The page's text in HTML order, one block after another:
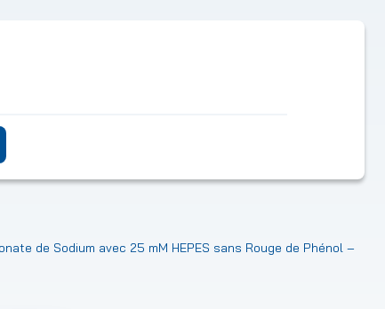
de Sodium avec 25 mM HEPES sans Rouge de Phénol –